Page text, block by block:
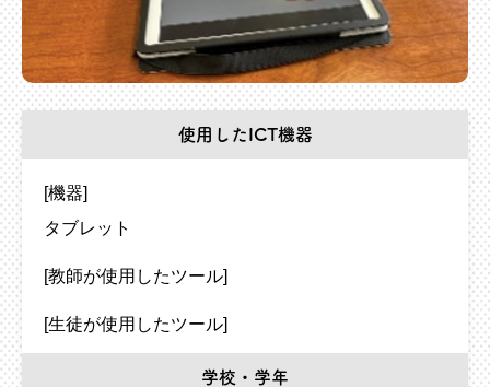
使用したICT機器
[機器]
タブレット
[教師が使用したツール]
[生徒が使用したツール]
学校・学年